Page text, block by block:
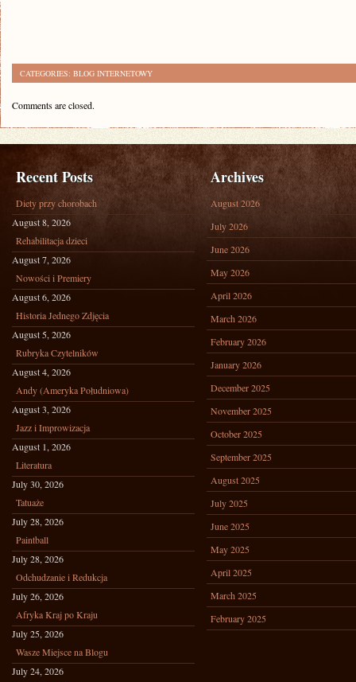
CATEGORIES: BLOG INTERNETOWY
Comments are closed.
Recent Posts
Diety przy chorobach
August 8, 2026
Rehabilitacja dzieci
August 7, 2026
Nowości i Premiery
August 6, 2026
Historia Jednego Zdjęcia
August 5, 2026
Rubryka Czytelników
August 4, 2026
Andy (Ameryka Południowa)
August 3, 2026
Jazz i Improwizacja
August 1, 2026
Literatura
July 30, 2026
Tatuaże
July 28, 2026
Paintball
July 28, 2026
Odchudzanie i Redukcja
July 26, 2026
Afryka Kraj po Kraju
July 25, 2026
Wasze Miejsce na Blogu
July 24, 2026
Archives
August 2026
July 2026
June 2026
May 2026
April 2026
March 2026
February 2026
January 2026
December 2025
November 2025
October 2025
September 2025
August 2025
July 2025
June 2025
May 2025
April 2025
March 2025
February 2025